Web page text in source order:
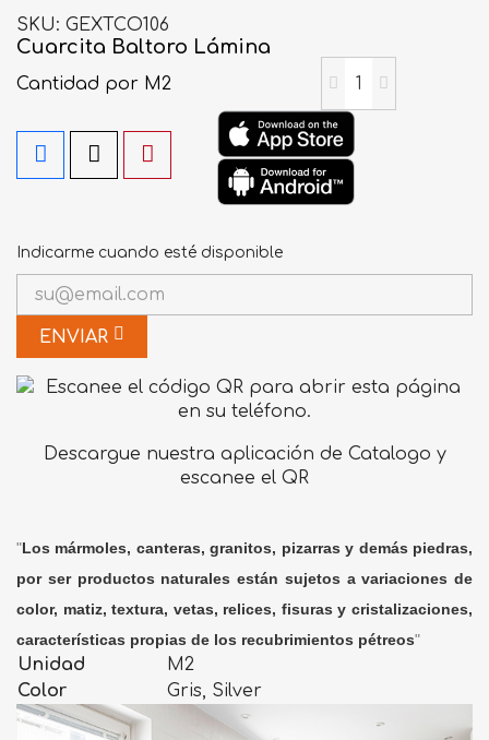
SKU GEXTCO106
Cuarcita Baltoro Lámina
Cantidad por M2
Indicarme cuando esté disponible
ENVIAR
Descargue nuestra aplicación de Catalogo y
escanee el QR
"Los mármoles, canteras, granitos, pizarras y demás piedras,
por ser productos naturales están sujetos a variaciones de
color, matiz, textura, vetas, relices, fisuras y cristalizaciones,
características propias de los recubrimientos pétreos"
Unidad
M2
Color
Gris, Silver